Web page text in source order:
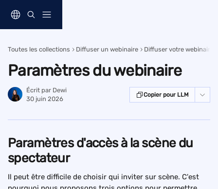
Toutes les collections Diffuser un webinaire Diffuser votre webinaire
Paramètres du webinaire
Écrit par Dewi
30 juin 2026
Copier pour LLM
Paramètres d'accès à la scène du
spectateur
Il peut être difficile de choisir qui inviter sur scène. C'est